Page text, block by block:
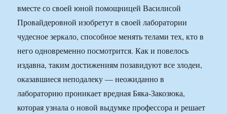
вместе со своей юной помощницей Василисой
Провайдеровной изобретут в своей лаборатории
чудесное зеркало, способное менять телами тех, кто в
него одновременно посмотрится. Как и повелось
издавна, таким достижениям позавидуют все злодеи,
оказавшиеся неподалеку — неожиданно в
лабораторию проникает вредная Бяка-Закозюка,
которая узнала о новой выдумке профессора и решает